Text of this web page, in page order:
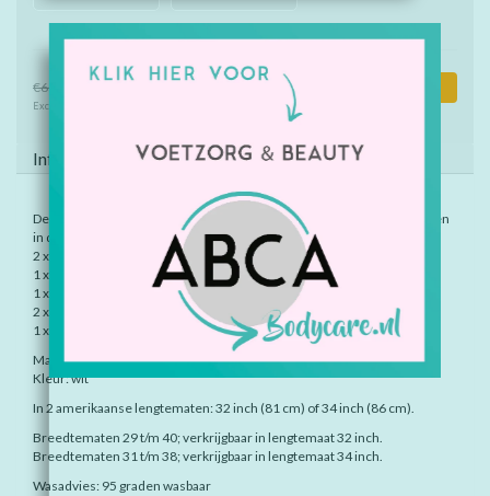
€60,95 €49,50
Excl. btw
Toevoegen aan winkelwagen
Informatie
De broek in deze stof is een uitlopend model, laatste beschikbare maten
in deze uitvoering:
2 x maat 29/ 32
1 x maat 33/32
1 x maat 32/34
2 x maat 34/32
1 x maat 40/32
Materiaal: 45% katoen, 42% polyester, 3% elastolefin.
Kleur: wit
In 2 amerikaanse lengtematen: 32 inch (81 cm) of 34 inch (86 cm).
Breedtematen 29 t/m 40; verkrijgbaar in lengtemaat 32 inch.
Breedtematen 31 t/m 38; verkrijgbaar in lengtemaat 34 inch.
Wasadvies: 95 graden wasbaar